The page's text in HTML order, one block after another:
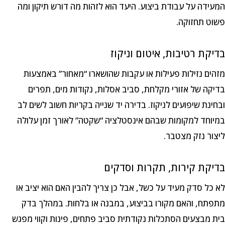
המעידה על עבודת ביצוע. היעד הוא לזהות מה דורש תיקון ומה
פשוט תחזוקה.
בדיקת רטיבות, איטום וניקוז
מזהים נזילות פעילות או עקבות שהושארו “מאחור” באמצעות
בדיקה של אזורי מקלחת, סביב אסלות, נקודות מים, תפרים
ובחינת שיפועים לניקוז. בדירה יד שנייה בקריות חשוב לשים לב
במיוחד למקומות שבהם אינסטלציה “שקטה” לאורך זמן עלולה
ליצור נזק מצטבר.
בדיקת קירות, תקרות וסדקים
לא כל סדק מעיד על כשל, אבל כן צריך להבין האם הוא יציב או
מתפתח, והאם מקורו בביצוע, במבנה או בלחות. במהלך בדק
בית מבצעים הסתכלות נקודתית סביב פתחים, פינות וקווי מפגש